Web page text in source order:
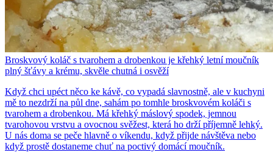
Broskvový koláč s tvarohem a drobenkou je křehký letní moučník
plný šťávy a krému, skvěle chutná i osvěží
Když chci upéct něco ke kávě, co vypadá slavnostně, ale v kuchyni
mě to nezdrží na půl dne, sahám po tomhle broskvovém koláči s
tvarohem a drobenkou. Má křehký máslový spodek, jemnou
tvarohovou vrstvu a ovocnou svěžest, která ho drží příjemně lehký.
U nás doma se peče hlavně o víkendu, když přijde návštěva nebo
když prostě dostaneme chuť na poctivý domácí moučník.